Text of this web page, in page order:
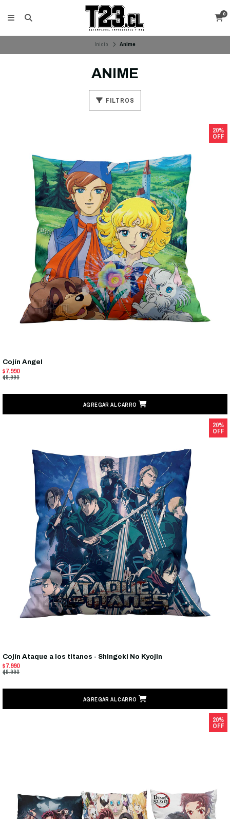
0
Inicio Anime
ANIME
FILTROS
20%
OFF
Cojín Angel
$7.990
$9.990
AGREGAR AL CARRO
20%
OFF
Cojín Ataque a los titanes - Shingeki No Kyojin
$7.990
$9.990
AGREGAR AL CARRO
20%
OFF